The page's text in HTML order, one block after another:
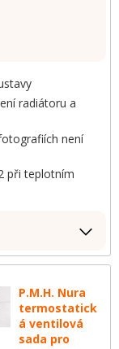
P.M.H. Nura
termostatick
á ventilová
sada pro
radiátoru a
není
při teplotním